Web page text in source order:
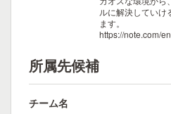
ルに解決してい
ます。
https://note.com/
所属先候補
チーム名